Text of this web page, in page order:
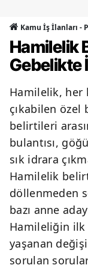
Kamu İş İlanları -
Hamilelik
Gebelikte
Hamilelik, her
çıkabilen özel
belirtileri
bulantısı,
sık idrara
Hamilelik
döllenmeden
bazı anne
Hamileliğin ilk
yaşanan
sorulan